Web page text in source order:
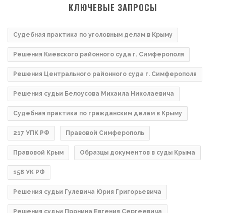
КЛЮЧЕВЫЕ ЗАПРОСЫ
Судебная практика по уголовным делам в Крыму
Решения Киевского районного суда г. Симферополя
Решения Центрального районного суда г. Симферополя
Решения судьи Белоусова Михаила Николаевича
Судебная практика по гражданским делам в Крыму
217 УПК РФ Правовой Симферополь
Правовой Крым Образцы документов в суды Крыма
158 УК РФ
Решения судьи Гулевича Юрия Григорьевича
Решения судьи Пронина Евгения Сергеевича